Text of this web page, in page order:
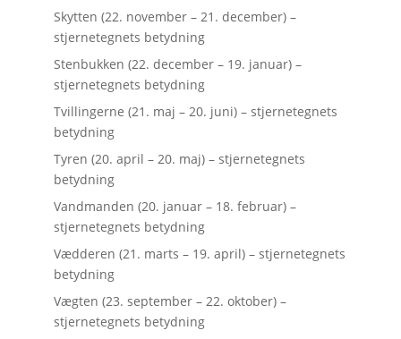
Skytten (22. november – 21. december) –
stjernetegnets betydning
Stenbukken (22. december – 19. januar) –
stjernetegnets betydning
Tvillingerne (21. maj – 20. juni) – stjernetegnets
betydning
Tyren (20. april – 20. maj) – stjernetegnets
betydning
Vandmanden (20. januar – 18. februar) –
stjernetegnets betydning
Vædderen (21. marts – 19. april) – stjernetegnets
betydning
Vægten (23. september – 22. oktober) –
stjernetegnets betydning